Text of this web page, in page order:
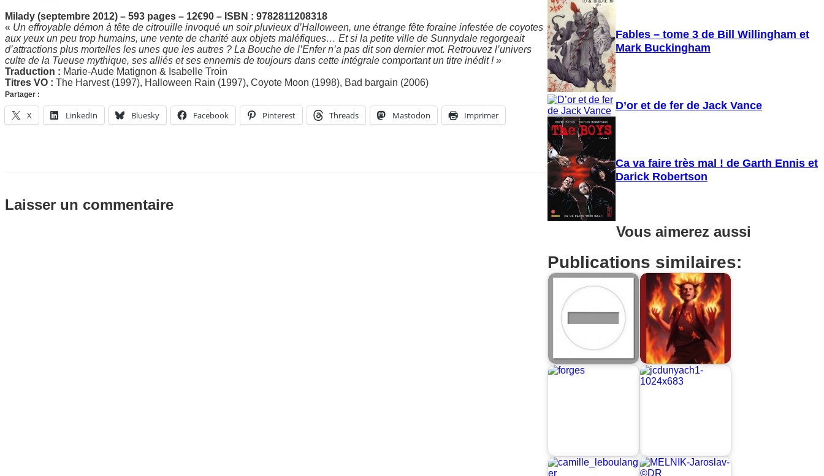
Milady (septembre 2012) – 593 pages – 12€90 – ISBN : 9782811208318
« Un effroyable démon à tête de citrouille invoqué un soir pluvieux d’Halloween, une étrange fête foraine infestée de coyotes
aux yeux un peu trop humains, une vente de charité aux objets maléfiques… Et si la petite ville de Sunnydale regorgeait
d’attractions plus mortelles les unes que les autres ? La Bouche de l’Enfer n’a pas dit son dernier mot. Retrouvez l’univers
culte de la Tueuse mythique, ses alliés et ses ennemis de toujours dans cette intégrale comportant un titre inédit ! »
Traduction : Marie-Aude Matignon & Isabelle Troin
Titres VO : The Harvest (1997), Halloween Rain (1997), Coyote Moon (1998), Bad bargain (2006)
Partager :
X LinkedIn Bluesky Facebook Pinterest Threads Mastodon Imprimer
Laisser un commentaire
Fables – tome 3 de Bill Willingham et
Mark Buckingham
D’or et de fer de Jack Vance
Ca va faire très mal ! de Garth Ennis et
Darick Robertson
Vous aimerez aussi
Publications similaires: